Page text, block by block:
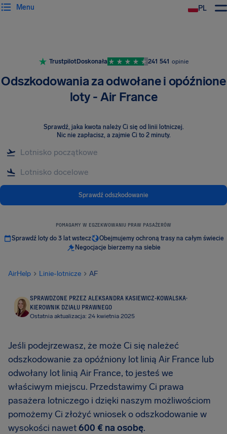
PL
Menu
TrustpilotDoskonała 241 541 opinie
Odszkodowania za odwołane i opóźnione
loty - Air France
Sprawdź, jaka kwota należy Ci się od linii lotniczej.
Nic nie zapłacisz, a zajmie Ci to 2 minuty.
Sprawdź odszkodowanie
POMAGAMY W EGZEKWOWANIU PRAW PASAŻERÓW
Sprawdź loty do 3 lat wstecz
Obejmujemy ochroną trasy na całym świecie
Negocjacje bierzemy na siebie
AirHelp Linie-lotnicze AF
SPRAWDZONE PRZEZ ALEKSANDRA KASIEWICZ-KOWALSKA·
KIEROWNIK DZIAŁU PRAWNEGO
Ostatnia aktualizacja: 24 kwietnia 2025
Jeśli podejrzewasz, że może Ci się należeć
odszkodowanie za opóźniony lot linią Air France lub
odwołany lot linią Air France, to jesteś we
właściwym miejscu. Przedstawimy Ci prawa
pasażera lotniczego i dzięki naszym możliwościom
pomożemy Ci złożyć wniosek o odszkodowanie w
wysokości nawet600 € na osobę.